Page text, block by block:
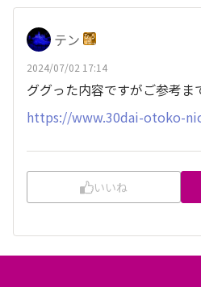
テン
2024/07/02 17:14
ググった内容ですがご参考ま
https://www.30dai-otoko-
いいね